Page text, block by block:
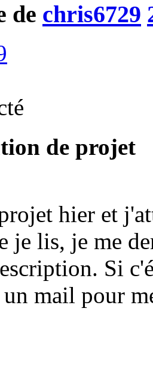
de chris6729
de projet
hier et
je lis, je me
Si
mail pour